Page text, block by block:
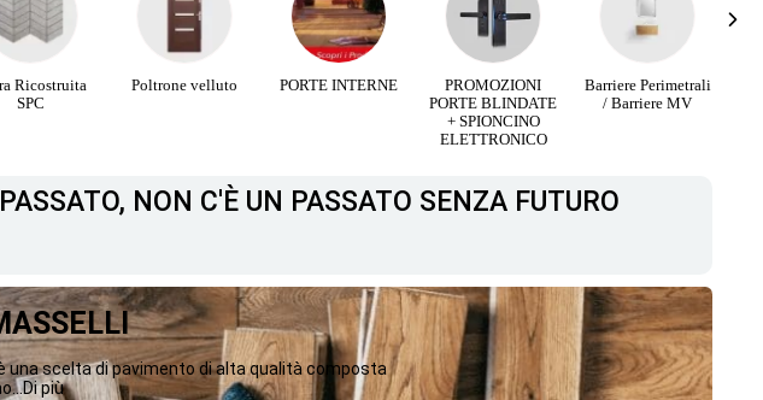
velluto PORTE INTERNE
PROMOZIONI
Barriere Perimetrali
/ Barriere MV
Infissi Aluminio e
Legno
NON C'È UN PASSATO SENZA FUTURO
una scelta di pavimento di alta qualità composta
più